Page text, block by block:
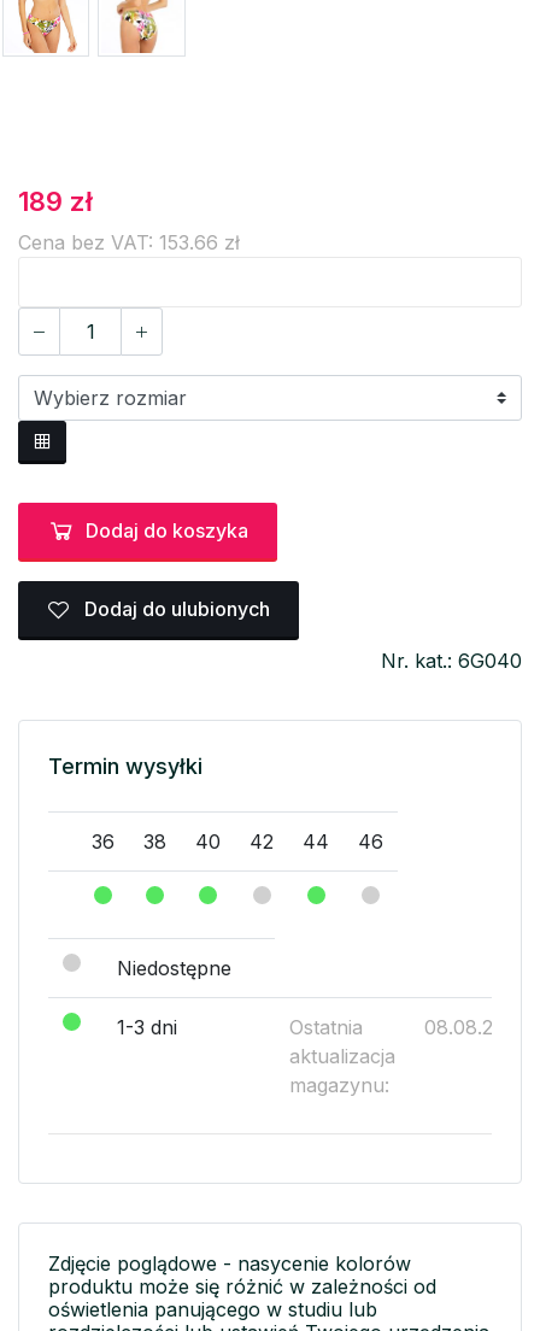
189 zł
Cena bez VAT: 153.66 zł
Dodaj do koszyka
Dodaj do ulubionych
Nr. kat.: 6G040
Termin wysyłki
36 38 40 42 44 46
Niedostępne
1-3 dni
Ostatnia
aktualizacja
magazynu:
08.08.2026
Zdjęcie poglądowe - nasycenie kolorów
produktu może się różnić w zależności od
oświetlenia panującego w studiu lub